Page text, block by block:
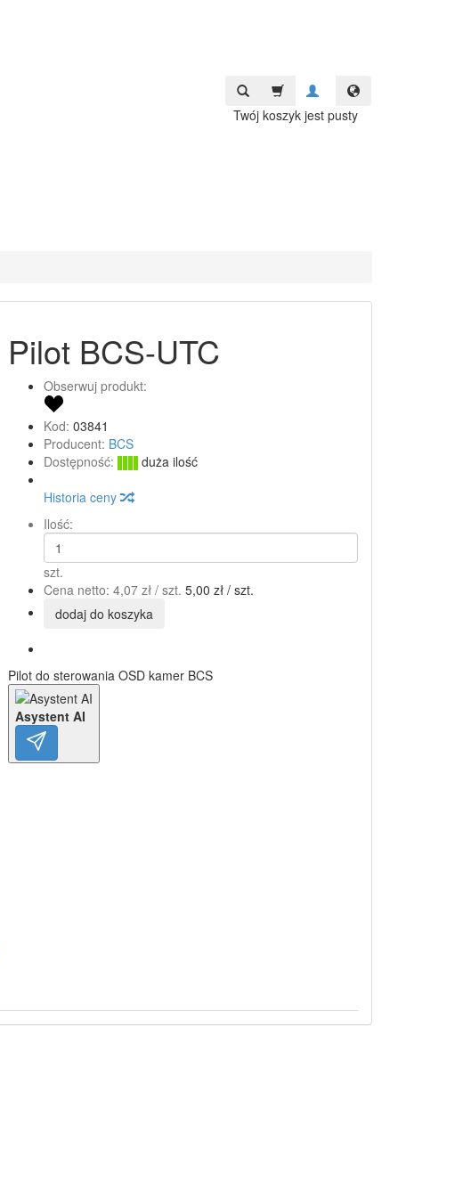
Twój koszyk jest pusty
Pilot BCS-UTC
Obserwuj produkt:
Kod: 03841
Producent: BCS
Dostępność:
duża ilość
Historia ceny
Ilość:
szt.
Cena netto:4,07 zł / szt. 5,00 zł / szt.
dodaj do koszyka
Pilot do sterowania OSD kamer BCS
Asystent AI